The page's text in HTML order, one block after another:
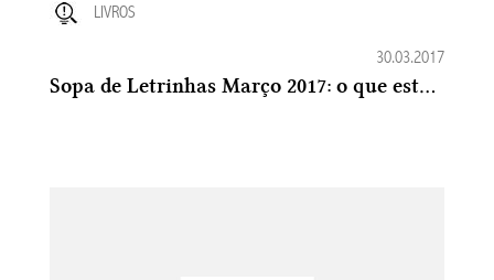
LIVROS
30.03.2017
Sopa de Letrinhas Março 2017: o que estou lendo